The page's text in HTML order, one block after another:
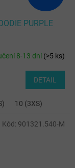
PURPLE
8-13 dní(>5 ks)
DETAIL
10 (3XS)
Kód: 901321.540-M